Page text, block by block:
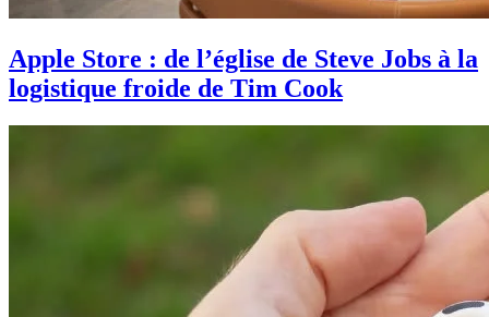
Apple Store : de l’église de Steve Jobs à la
logistique froide de Tim Cook